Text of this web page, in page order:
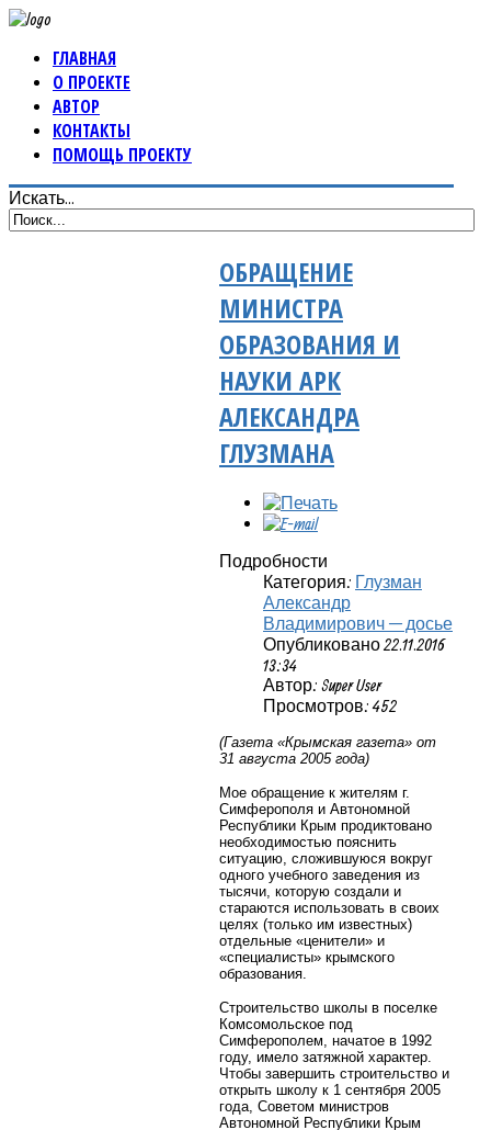
ГЛАВНАЯ
О ПРОЕКТЕ
АВТОР
КОНТАКТЫ
ПОМОЩЬ ПРОЕКТУ
Искать...
ОБРАЩЕНИЕ
МИНИСТРА
ОБРАЗОВАНИЯ И
НАУКИ АРК
АЛЕКСАНДРА
ГЛУЗМАНА
Подробности
Категория: Глузман
Александр
Владимирович — досье
Опубликовано 22.11.2016
13:34
Автор: Super User
Просмотров: 452
(Газета «Крымская газета» от
31 августа 2005 года)
Мое обращение к жителям г.
Симферополя и Автономной
Республики Крым продиктовано
необходимостью пояснить
ситуацию, сложившуюся вокруг
одного учебного заведения из
тысячи, которую создали и
стараются использовать в своих
целях (только им известных)
отдельные «ценители» и
«специалисты» крымского
образования.
Строительство школы в поселке
Комсомольское под
Симферополем, начатое в 1992
году, имело затяжной характер.
Чтобы завершить строительство и
открыть школу к 1 сентября 2005
года, Советом министров
Автономной Республики Крым